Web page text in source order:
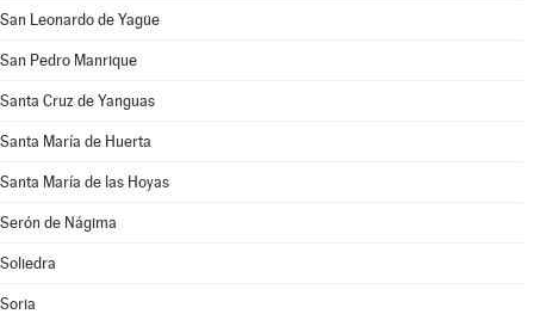
San Leonardo de Yagüe
San Pedro Manrique
Santa Cruz de Yanguas
Santa María de Huerta
Santa María de las Hoyas
Serón de Nágima
Soliedra
Soria